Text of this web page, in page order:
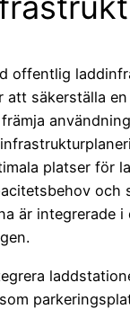
offentlig
att säkerställa
platser för
och
är integrerade i